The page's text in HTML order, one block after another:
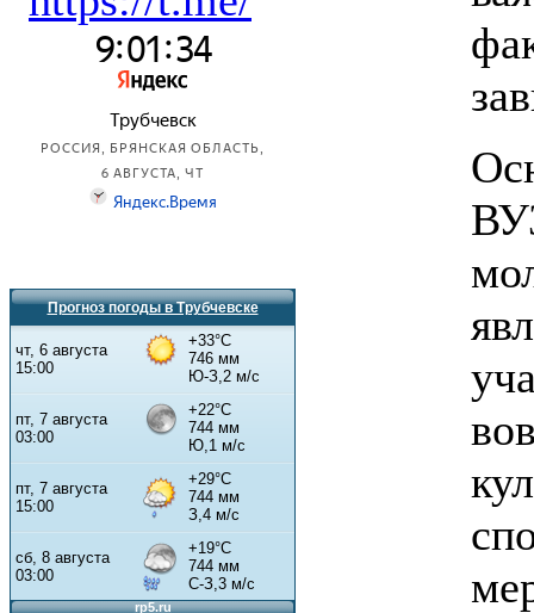
Прогноз погоды в Трубчевске